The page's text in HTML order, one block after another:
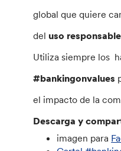
global que quiere
del uso
Utiliza siempre los
#bankingonvalues
el impacto de la
Descarga y
imagen para